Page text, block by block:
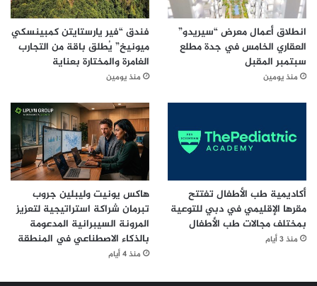
انطلاق أعمال معرض “سيريدو”
العقاري الخامس في جدة مطلع
سبتمبر المقبل
منذ يومين
فندق “فير يارستايتن كمبينسكي
ميونيخ” يُطلق باقة من التجارب
الغامرة والمختارة بعناية
منذ يومين
أكاديمية طب الأطفال تفتتح
مقرها الإقليمي في دبي للتوعية
بمختلف مجالات طب الأطفال
منذ 3 أيام
هاكس يونيت وليبلين جروب
تبرمان شراكة استراتيجية لتعزيز
المرونة السيبرانية المدعومة
بالذكاء الاصطناعي في المنطقة
منذ 4 أيام